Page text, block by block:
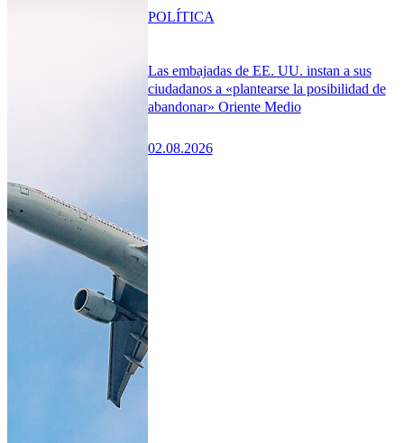
Las embajadas de EE. UU. instan a sus
ciudadanos a «plantearse la posibilidad de
abandonar» Oriente Medio
02.08.2026
POLÍTICA